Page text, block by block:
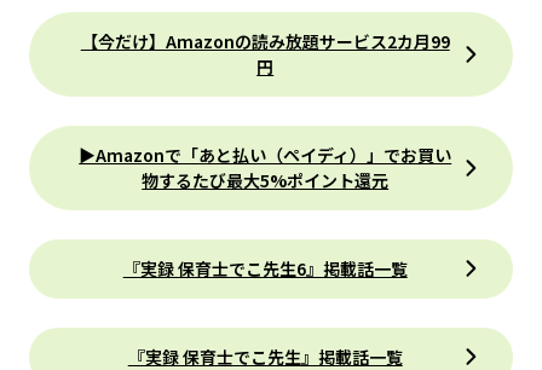
【今だけ】Amazonの読み放題サービス2カ月99
円
▶Amazonで「あと払い（ペイディ）」でお買い
物するたび最大5%ポイント還元
『実録 保育士でこ先生6』掲載話一覧
『実録 保育士でこ先生』掲載話一覧